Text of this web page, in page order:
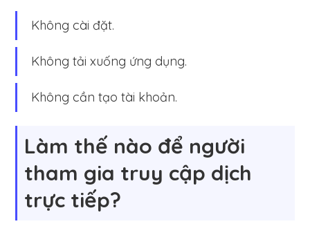
Không cài đặt.
Không tải xuống ứng dụng.
Không cần tạo tài khoản.
Làm thế nào để người
tham gia truy cập dịch
trực tiếp?